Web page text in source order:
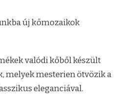
új kőmozaikok
valódi kőből készült
melyek mesterien ötvözik a
eleganciával.